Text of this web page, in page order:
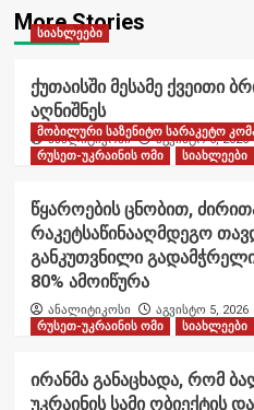
More Stories
სიახლეები
ქუთაისში მესამე ქვეითი
აღნიშნეს
ანალიტიკოსი აგვისტო 6, 2026
მობილური საზენიტო სარაკეტო
რუსეთ-უკრაინის ომი
სიახლეები
წყაროების ცნობით,
რაკეტსაწინააღმდეგო
განკუთვნილი
80% ამოიწურა
ანალიტიკოსი
აგვისტო 5, 2026
რუსეთ-უკრაინის ომი
სიახლეები
ირანმა განაცხადა, რომ
უკრაინის სამი ობიექტის